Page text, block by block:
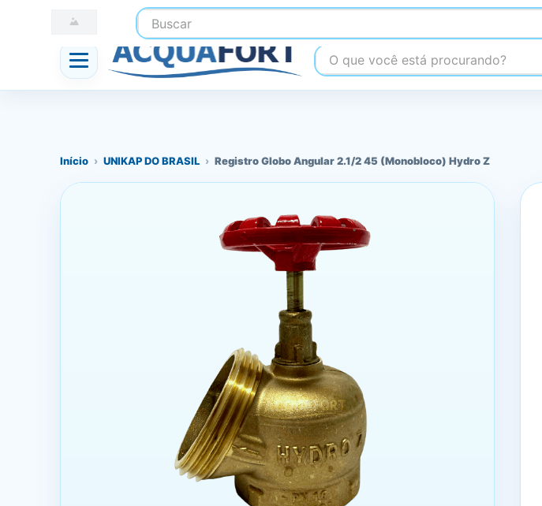
Buscar
☎ (41) 3247-1199
O que você está procurando?
Início › UNIKAP DO BRASIL › Registro Globo Angular 2.1/2 45 (Monobloco) Hydro Z